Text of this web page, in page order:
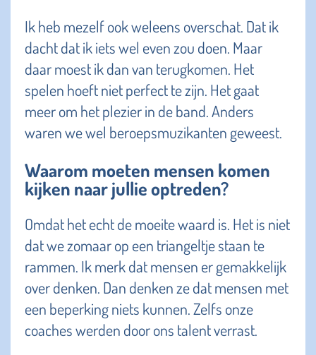
Ik heb mezelf ook weleens overschat. Dat ik
dacht dat ik iets wel even zou doen. Maar
daar moest ik dan van terugkomen. Het
spelen hoeft niet perfect te zijn. Het gaat
meer om het plezier in de band. Anders
waren we wel beroepsmuzikanten geweest.
Waarom moeten mensen komen
kijken naar jullie optreden?
Omdat het echt de moeite waard is. Het is niet
dat we zomaar op een triangeltje staan te
rammen. Ik merk dat mensen er gemakkelijk
over denken. Dan denken ze dat mensen met
een beperking niets kunnen. Zelfs onze
coaches werden door ons talent verrast.